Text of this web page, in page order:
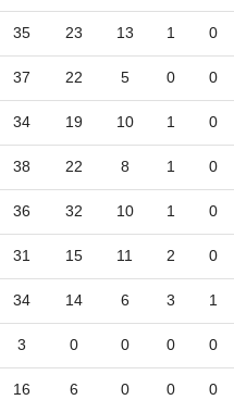
35 23 13 1 0
37 22 5 0 0
34 19 10 1 0
38 22 8 1 0
36 32 10 1 0
31 15 11 2 0
34 14 6 3 1
3 0 0 0 0
16 6 0 0 0